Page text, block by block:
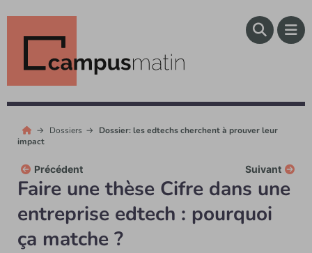
Dossiers
Dossier: les edtechs cherchent à prouver leur
impact
Précédent Suivant
Faire une thèse Cifre dans une
entreprise edtech : pourquoi
ça matche ?